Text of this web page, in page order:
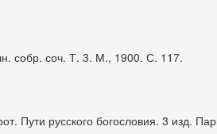
собр. соч. Т. 3. М., 1900. С. 117.
Пути русского богословия. 3 изд.